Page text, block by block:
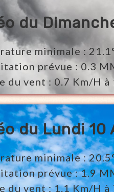
du
minimale :
prévue : 0.3
du vent : 0.7 Km/H à
du Lundi 10
minimale :
prévue : 1.9
du vent : 1.1 Km/H à